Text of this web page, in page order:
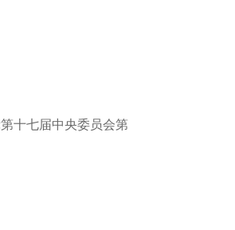
十七届中央委员会第